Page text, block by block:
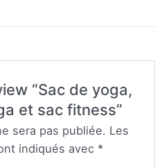
“Sac de yoga,
et sac fitness”
sera pas publiée. Les
indiqués avec *